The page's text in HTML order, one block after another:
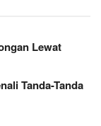
Lewat
Tanda-Tanda